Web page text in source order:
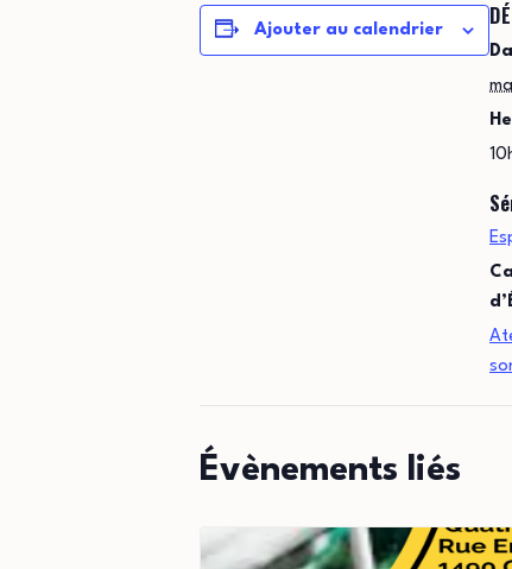
Ajouter au calendrier
Évènements liés